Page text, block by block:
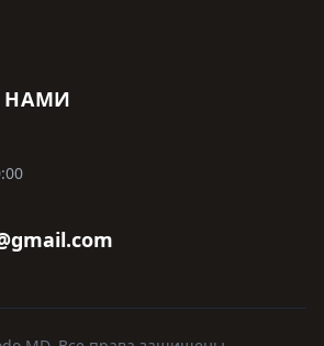
НАМИ